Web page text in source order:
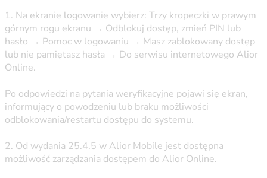
1. Na ekranie logowanie wybierz: Trzy kropeczki w prawym
górnym rogu ekranu → Odblokuj dostęp, zmień PIN lub
hasło → Pomoc w logowaniu → Masz zablokowany dostęp
lub nie pamiętasz hasła → Do serwisu internetowego Alior
Online.
Po odpowiedzi na pytania weryfikacyjne pojawi się ekran,
informujący o powodzeniu lub braku możliwości
odblokowania/restartu dostępu do systemu.
2. Od wydania 25.4.5 w Alior Mobile jest dostępna
możliwość zarządzania dostępem do Alior Online.